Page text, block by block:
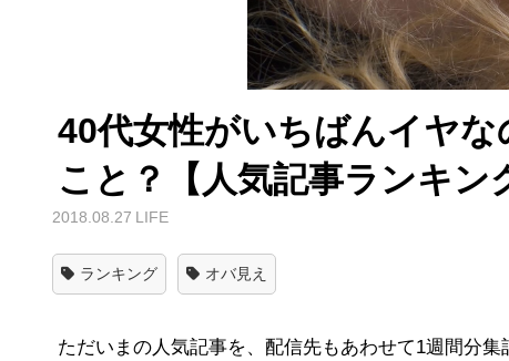
40代女性がいちばんイヤな
こと？【人気記事ランキン
2018.08.27 LIFE
ランキング オバ見え
ただいまの人気記事を、配信先もあわせて1週間分